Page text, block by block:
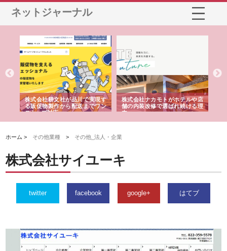
ネットジャーナル
株式会社耕文社が品川で実現す
る販促物製作から配送までワン
ストップ対応
株式会社ナカモトがホテルや店
舗の内装改修で選ばれ続ける理
由
ホーム > その他業種 > その他_法人・企業
株式会社サイユーキ
twitter facebook google+ はてブ